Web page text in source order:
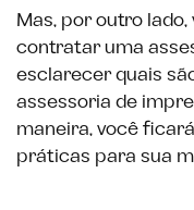
Mas, por outro
contratar uma
esclarecer quais
assessoria de
maneira, você
práticas para sua